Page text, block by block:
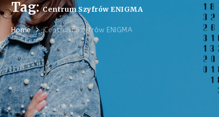
Tag:Centrum Szyfrów ENIGMA
Home Centrum Szyfrów ENIGMA